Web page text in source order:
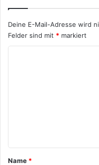
Deine E-Mail-Adresse wird
Felder sind mit * markiert
a
Name *